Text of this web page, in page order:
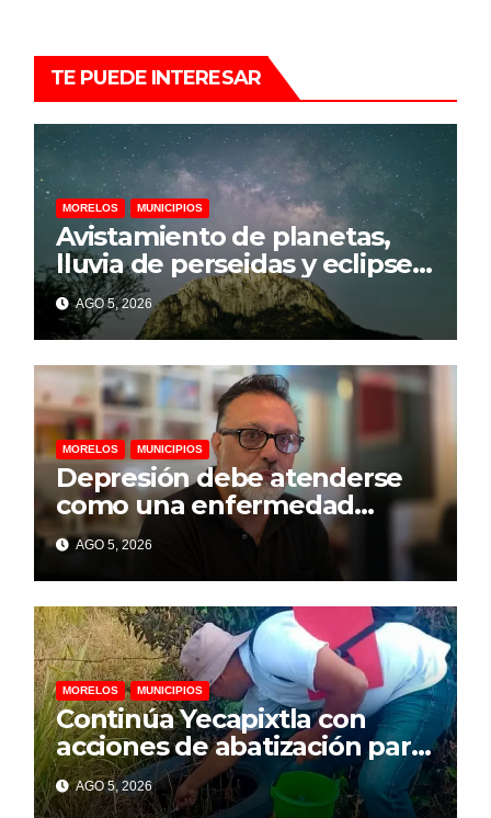
TE PUEDE INTERESAR
MORELOS MUNICIPIOS
Avistamiento de planetas,
lluvia de perseidas y eclipse
parcial llegarán a
Chalcatzingo en agosto
AGO 5, 2026
MORELOS MUNICIPIOS
Depresión debe atenderse
como una enfermedad
mental para prevenir el
suicidio: psicólogo
AGO 5, 2026
MORELOS MUNICIPIOS
Continúa Yecapixtla con
acciones de abatización para
prevenir dengue, zika y
chikungunya
AGO 5, 2026